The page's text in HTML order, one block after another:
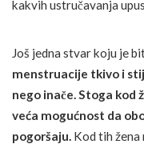
kakvih ustručavanja
Još jedna stvar koju je
menstruacije tkivo i
nego inače. Stoga kod
veća mogućnost da
pogoršaju. Kod tih žena